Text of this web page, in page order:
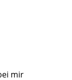
Bild des
mir